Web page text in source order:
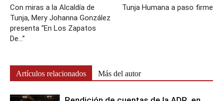
Con miras a la Alcaldía de
Tunja, Mery Johanna González
presenta “En Los Zapatos
De…”
Tunja Humana a paso firme
Artículos relacionados Más del autor